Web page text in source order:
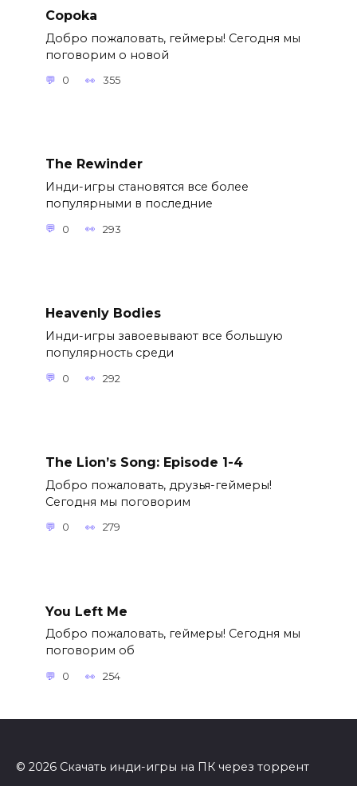
Сороkа
Добро пожаловать, геймеры! Сегодня мы
поговорим о новой
0 355
The Rewinder
Инди-игры становятся все более
популярными в последние
0 293
Heavenly Bodies
Инди-игры завоевывают все большую
популярность среди
0 292
The Lion’s Song: Episode 1-4
Добро пожаловать, друзья-геймеры!
Сегодня мы поговорим
0 279
You Left Me
Добро пожаловать, геймеры! Сегодня мы
поговорим об
0 254
© 2026 Скачать инди-игры на ПК через торрент